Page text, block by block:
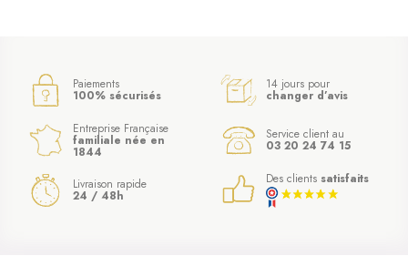
(6 avis)
Paiements
100% sécurisés
14 jours pour
changer d’avis
Entreprise Française
familiale née en
1844
Service client au
03 20 24 74 15
Livraison rapide
24 / 48h
Des clients satisfaits